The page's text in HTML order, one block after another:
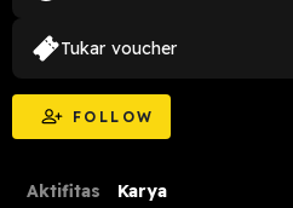
FOLLOW
Tukar voucher
Aktifitas Karya